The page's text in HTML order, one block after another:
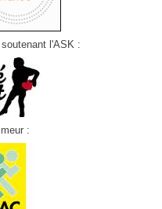
l'ASK :
: